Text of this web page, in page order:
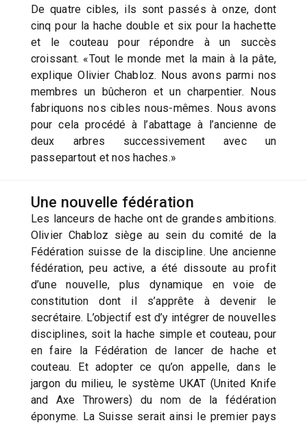
De quatre cibles, ils sont passés à onze, dont
cinq pour la hache double et six pour la hachette
et le couteau pour répondre à un succès
croissant. «Tout le monde met la main à la pâte,
explique Olivier Chabloz. Nous avons parmi nos
membres un bûcheron et un charpentier. Nous
fabriquons nos cibles nous-mêmes. Nous avons
pour cela procédé à l’abattage à l’ancienne de
deux arbres successivement avec un
passepartout et nos haches.»
Une nouvelle fédération
Les lanceurs de hache ont de grandes ambitions.
Olivier Chabloz siège au sein du comité de la
Fédération suisse de la discipline. Une ancienne
fédération, peu active, a été dissoute au profit
d’une nouvelle, plus dynamique en voie de
constitution dont il s’apprête à devenir le
secrétaire. L’objectif est d’y intégrer de nouvelles
disciplines, soit la hache simple et couteau, pour
en faire la Fédération de lancer de hache et
couteau. Et adopter ce qu’on appelle, dans le
jargon du milieu, le système UKAT (United Knife
and Axe Throwers) du nom de la fédération
éponyme. La Suisse serait ainsi le premier pays